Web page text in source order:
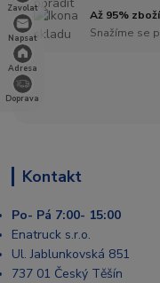
Zavolat
Napsat
Adresa
Doprava
Až 95%
Snažíme se
Kontakt
Po- Pá 7:00- 15:00
Enatruck s.r.o.
Ul. Jablunkovská 851
737 01 Český Těšín